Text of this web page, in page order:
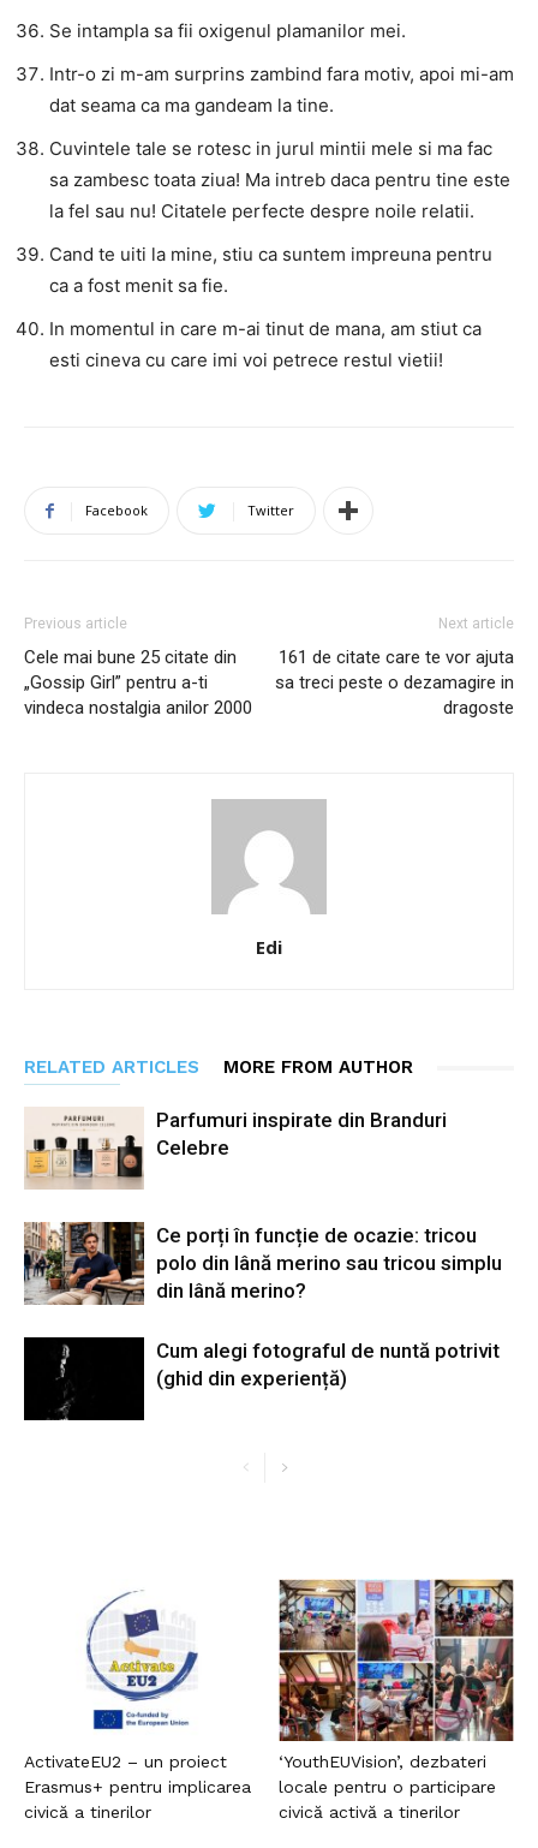
Se intampla sa fii oxigenul plamanilor mei.
Intr-o zi m-am surprins zambind fara motiv, apoi mi-am
dat seama ca ma gandeam la tine.
Cuvintele tale se rotesc in jurul mintii mele si ma fac
sa zambesc toata ziua! Ma intreb daca pentru tine este
la fel sau nu! Citatele perfecte despre noile relatii.
Cand te uiti la mine, stiu ca suntem impreuna pentru
ca a fost menit sa fie.
In momentul in care m-ai tinut de mana, am stiut ca
esti cineva cu care imi voi petrece restul vietii!
Facebook Twitter
Previous article
Cele mai bune 25 citate din
„Gossip Girl” pentru a-ti
vindeca nostalgia anilor 2000
Next article
161 de citate care te vor ajuta
sa treci peste o dezamagire in
dragoste
Edi
RELATED ARTICLES MORE FROM AUTHOR
Parfumuri inspirate din Branduri
Celebre
Ce porți în funcție de ocazie: tricou
polo din lână merino sau tricou simplu
din lână merino?
Cum alegi fotograful de nuntă potrivit
(ghid din experiență)
ActivateEU2 – un proiect
Erasmus+ pentru implicarea
civică a tinerilor
‘YouthEUVision’, dezbateri
locale pentru o participare
civică activă a tinerilor